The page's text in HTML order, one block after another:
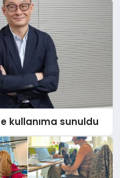
kullanıma sunuldu